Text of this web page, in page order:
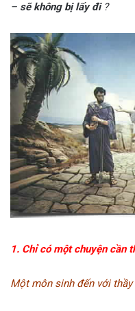
– sẽ không bị lấy đi?
1. Chỉ có một chuyện cần
Một môn sinh đến với